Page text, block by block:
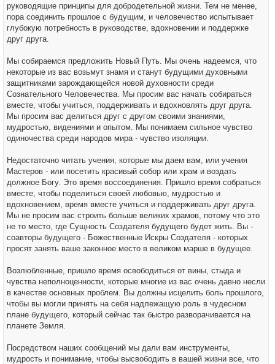
руководящие принципы для добродетельной жизни. Тем не менее,
пора соединить прошлое с будущим, и человечество испытывает
глубокую потребность в руководстве, вдохновении и поддержке
друг друга.
Мы собираемся предложить Новый Путь. Мы очень надеемся, что
некоторые из вас возьмут знамя и станут будущими духовными
защитниками зарождающейся новой духовности среди
Сознательного Человечества. Мы просим вас начать собираться
вместе, чтобы учиться, поддерживать и вдохновлять друг друга.
Мы просим вас делиться друг с другом своими знаниями,
мудростью, видениями и опытом. Мы понимаем сильное чувство
одиночества среди народов мира - чувство изоляции.
Недостаточно читать учения, которые мы даем вам, или учения
Мастеров - или посетить красивый собор или храм и воздать
должное Богу. Это время воссоединения. Пришло время собраться
вместе, чтобы поделиться своей любовью, мудростью и
вдохновением, время вместе учиться и поддерживать друг друга.
Мы не просим вас строить больше великих храмов, потому что это
не то место, где Сущность Создателя будущего будет жить. Вы -
соавторы будущего - Божественные Искры Создателя - которых
просят занять ваше законное место в великом марше в будущее.
Возлюбленные, пришло время освободиться от вины, стыда и
чувства неполноценности, которые многие из вас очень давно несли
в качестве основных проблем. Вы должны исцелить боль прошлого,
чтобы вы могли принять на себя надлежащую роль в чудесном
плане будущего, который сейчас так быстро разворачивается на
планете Земля.
Посредством наших сообщений мы дали вам инструменты,
мудрость и понимание, чтобы высвободить в вашей жизни все, что